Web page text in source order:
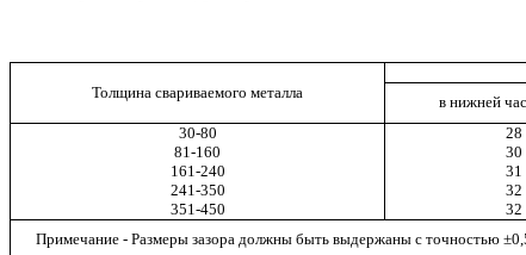
Толщина свариваемого металла
в нижней
30-80
28
81-160
30
161-240
31
241-350
32
351-450
32
Примечание - Размеры зазора должны быть выдержаны с точностью